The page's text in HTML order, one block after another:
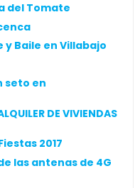
del Tomate
y Baile en Villabajo
seto en
DE VIVIENDAS
2017
las antenas de 4G